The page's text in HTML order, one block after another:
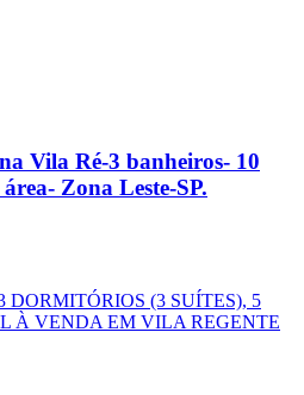
Vila Ré-3 banheiros- 10
Zona Leste-SP.